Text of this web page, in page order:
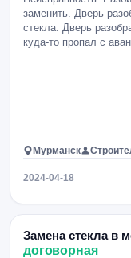
заменить. Дверь
стекла. Дверь
куда-то пропал с
Мурманск
2024-04-18
Замена стекла в
договорная